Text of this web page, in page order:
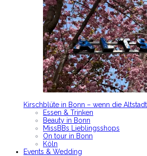
Kirschblüte in Bonn – wenn die
Essen & Trinken
Beauty in Bonn
MissBBs Lieblingsshops
On tour in Bonn
Köln
Events & Wedding